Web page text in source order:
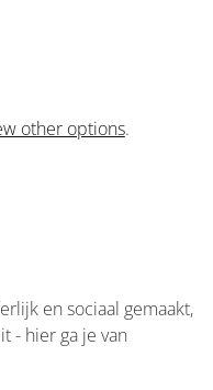
other options.
en sociaal gemaakt,
- hier ga je van